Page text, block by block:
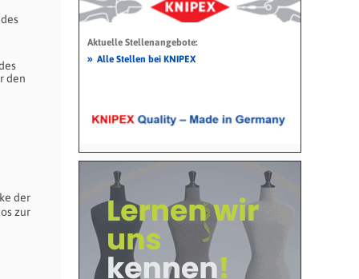
den
der
zur
Aktuelle Stellenangebote:
» Alle Stellen bei KNIPEX